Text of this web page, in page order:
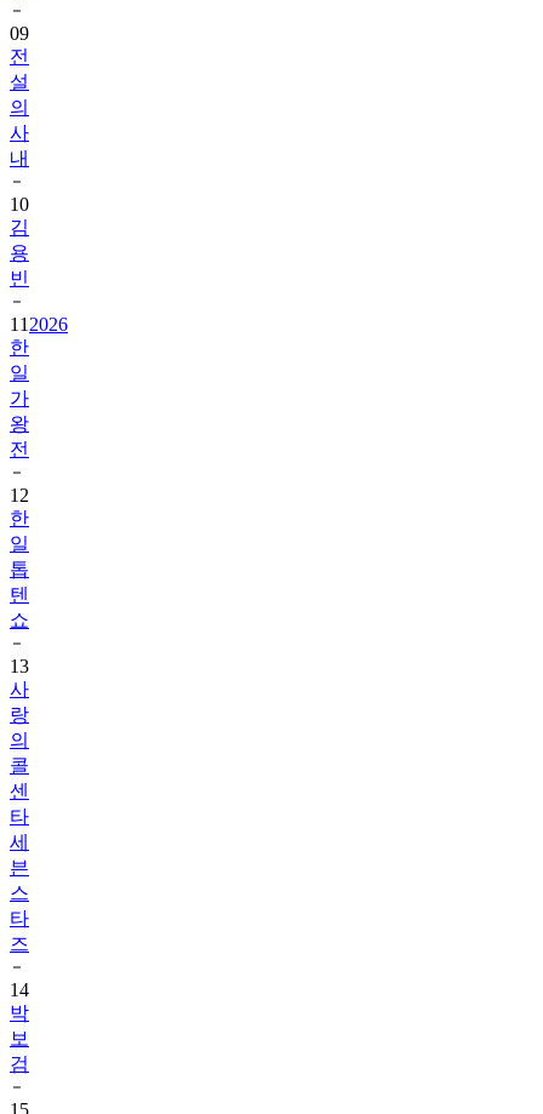
09
전
설
의
사
내
10
김
용
빈
11 2026
한
일
가
왕
전
12
한
일
톱
텐
쇼
13
사
랑
의
콜
센
타
세
븐
스
타
즈
14
박
보
검
15